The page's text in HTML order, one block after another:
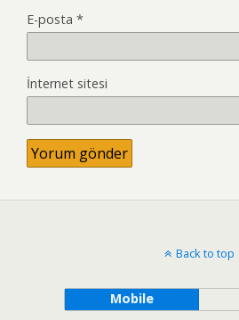
E-posta *
İnternet sitesi
Back to top
Mobile